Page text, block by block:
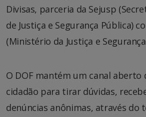
Divisas, parceria da Sejusp
de Justiça e Segurança Pública)
(Ministério da Justiça e
O DOF mantém um canal aberto
cidadão para tirar dúvidas,
denúncias anônimas, através do